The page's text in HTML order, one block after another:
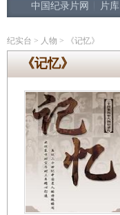
中国纪录片网 片库
纪实台 > 人物 > 《记忆》
《记忆》